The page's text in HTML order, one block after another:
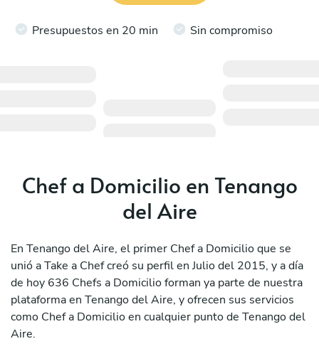
Presupuestos en 20 min Sin compromiso
Chef a Domicilio en Tenango
del Aire
En Tenango del Aire, el primer Chef a Domicilio que se
unió a Take a Chef creó su perfil en Julio del 2015, y a día
de hoy 636 Chefs a Domicilio forman ya parte de nuestra
plataforma en Tenango del Aire, y ofrecen sus servicios
como Chef a Domicilio en cualquier punto de Tenango del
Aire.